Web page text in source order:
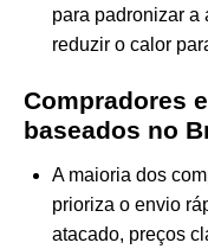
para padronizar a
reduzir o calor
Compradores
baseados no
A maioria dos
prioriza o envio
atacado, preços